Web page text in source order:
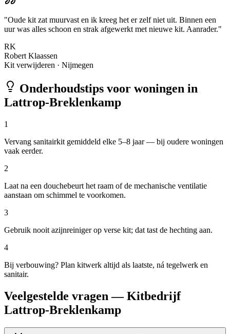
"Oude kit zat muurvast en ik kreeg het er zelf niet uit. Binnen een
uur was alles schoon en strak afgewerkt met nieuwe kit. Aanrader."
RK
Robert Klaassen
Kit verwijderen · Nijmegen
Onderhoudstips voor woningen in
Lattrop-Breklenkamp
1
Vervang sanitairkit gemiddeld elke 5–8 jaar — bij oudere woningen
vaak eerder.
2
Laat na een douchebeurt het raam of de mechanische ventilatie
aanstaan om schimmel te voorkomen.
3
Gebruik nooit azijnreiniger op verse kit; dat tast de hechting aan.
4
Bij verbouwing? Plan kitwerk altijd als laatste, ná tegelwerk en
sanitair.
Veelgestelde vragen — Kitbedrijf
Lattrop-Breklenkamp